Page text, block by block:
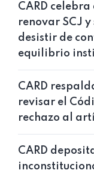
CARD
renovar SCJ
desistir de
equilibrio
CARD
revisar el
rechazo al
CARD